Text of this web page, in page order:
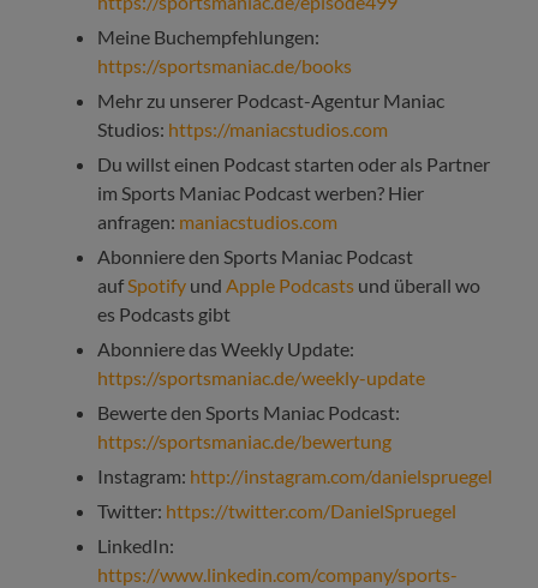
Meine Buchempfehlungen:
https://sportsmaniac.de/books
Mehr zu unserer Podcast-Agentur Maniac
Studios: https://maniacstudios.com
Du willst einen Podcast starten oder als Partner
im Sports Maniac Podcast werben? Hier
anfragen: maniacstudios.com
Abonniere den Sports Maniac Podcast
aufSpotify undApple Podcasts und überall wo
es Podcasts gibt
Abonniere das Weekly Update:
https://sportsmaniac.de/weekly-update
Bewerte den Sports Maniac Podcast:
https://sportsmaniac.de/bewertung
Instagram: http://instagram.com/danielspruegel
Twitter: https://twitter.com/DanielSpruegel
LinkedIn:
https://www.linkedin.com/company/sports-